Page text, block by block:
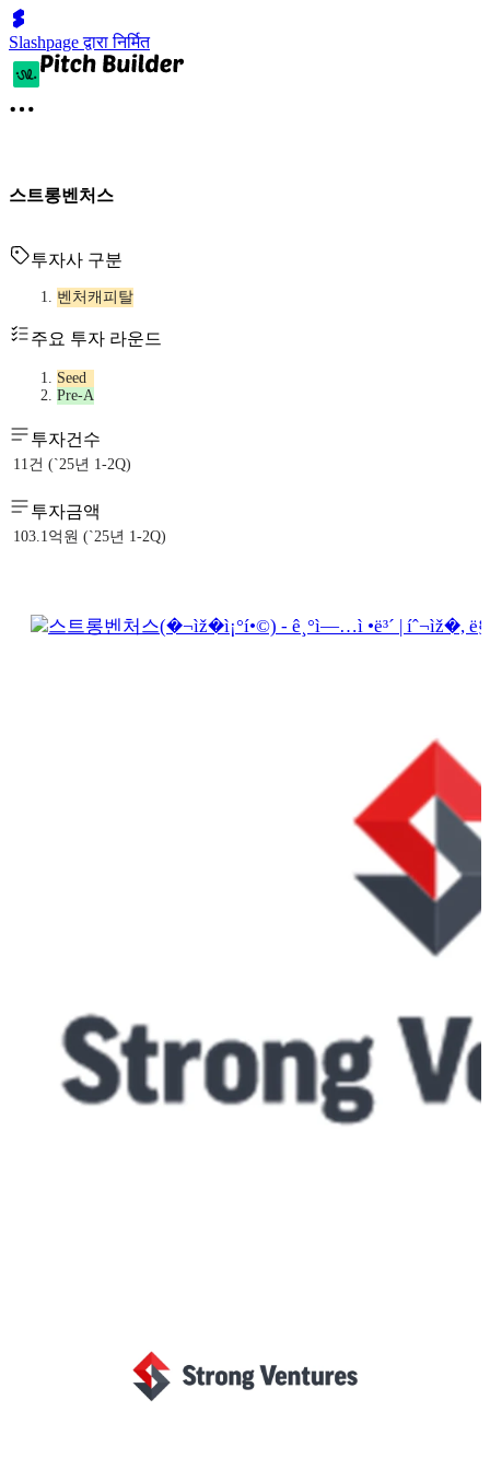
Slashpage द्वारा निर्मित
스트롱벤처스
투자사 구분
벤처캐피탈
주요 투자 라운드
Seed
Pre-A
투자건수
11건 (`25년 1-2Q)
투자금액
103.1억원 (`25년 1-2Q)
스트롱벤처스(�¬ìž�ì¡°í•©) - ê¸°ì—…ì •ë³´ | íˆ¬ìž�,